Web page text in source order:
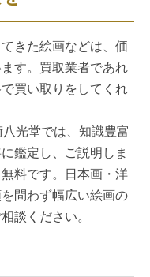
きた絵画などは、価
す。買取業者であれ
買い取りをしてくれ
光堂では、知識豊富
鑑定し、ご説明しま
料です。日本画・洋
問わず幅広い絵画の
談ください。